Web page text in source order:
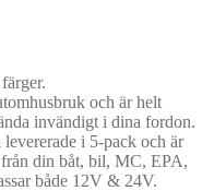
och är helt
invändigt i dina fordon.
i 5-pack och är
din båt, bil, MC, EPA,
både 12V & 24V.